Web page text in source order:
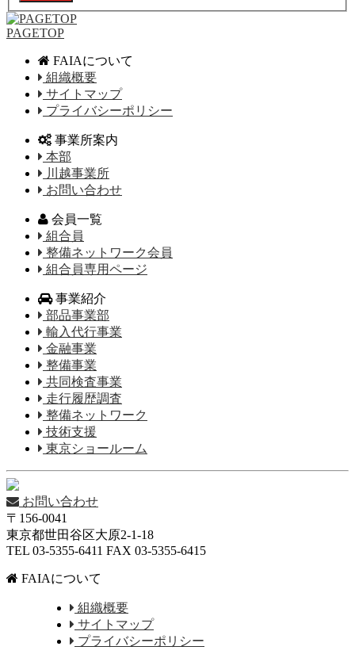
PAGETOP
FAIAについて
組織概要
サイトマップ
プライバシーポリシー
事業所案内
本部
川越事業所
お問い合わせ
会員一覧
組合員
整備ネットワーク会員
組合員専用ページ
事業紹介
部品事業部
輸入代行事業
金融事業
整備事業
共同検査事業
走行履歴調査
整備ネットワーク
技術支援
東京ショールーム
お問い合わせ
〒156-0041
東京都世田谷区大原2-1-18
TEL 03-5355-6411 FAX 03-5355-6415
FAIAについて
組織概要
サイトマップ
プライバシーポリシー